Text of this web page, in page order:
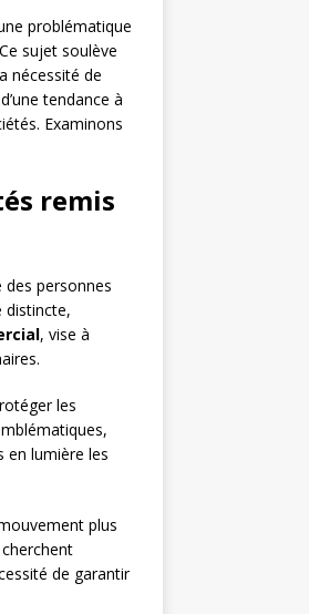
problématique
sujet soulève
nécessité de
tendance à
Examinons
remis
personnes
distincte,
, vise à
les
en lumière les
plus
de garantir